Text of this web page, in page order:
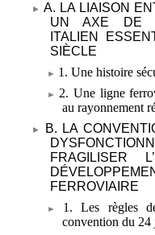
A. LA LIAISON
UN AXE DE
ITALIEN
SIÈCLE
1. Une histoire
2. Une ligne
au rayonnement
B. LA
FRAGILISER
FERROVIAIRE
1. Les règles
convention du 24